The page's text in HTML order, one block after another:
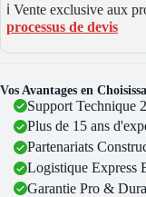
ℹ️ Vente exclusive aux
processus de devis
Vos Avantages en
Support Technique
Plus de 15 ans
Partenariats
Logistique Express
Garantie Pro &